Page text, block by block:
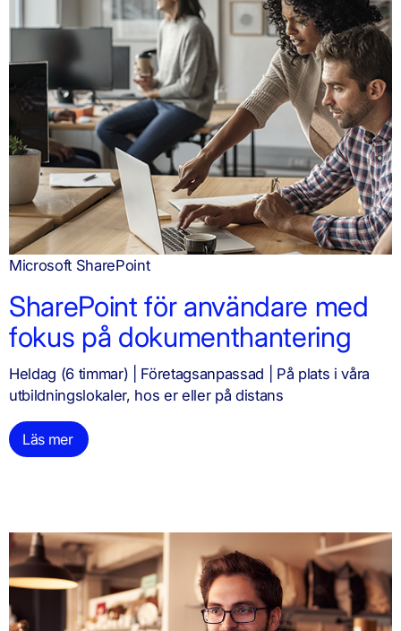
Microsoft SharePoint
SharePoint för användare med
fokus på dokumenthantering
Heldag (6 timmar) | Företagsanpassad | På plats i våra
utbildningslokaler, hos er eller på distans
Läs mer